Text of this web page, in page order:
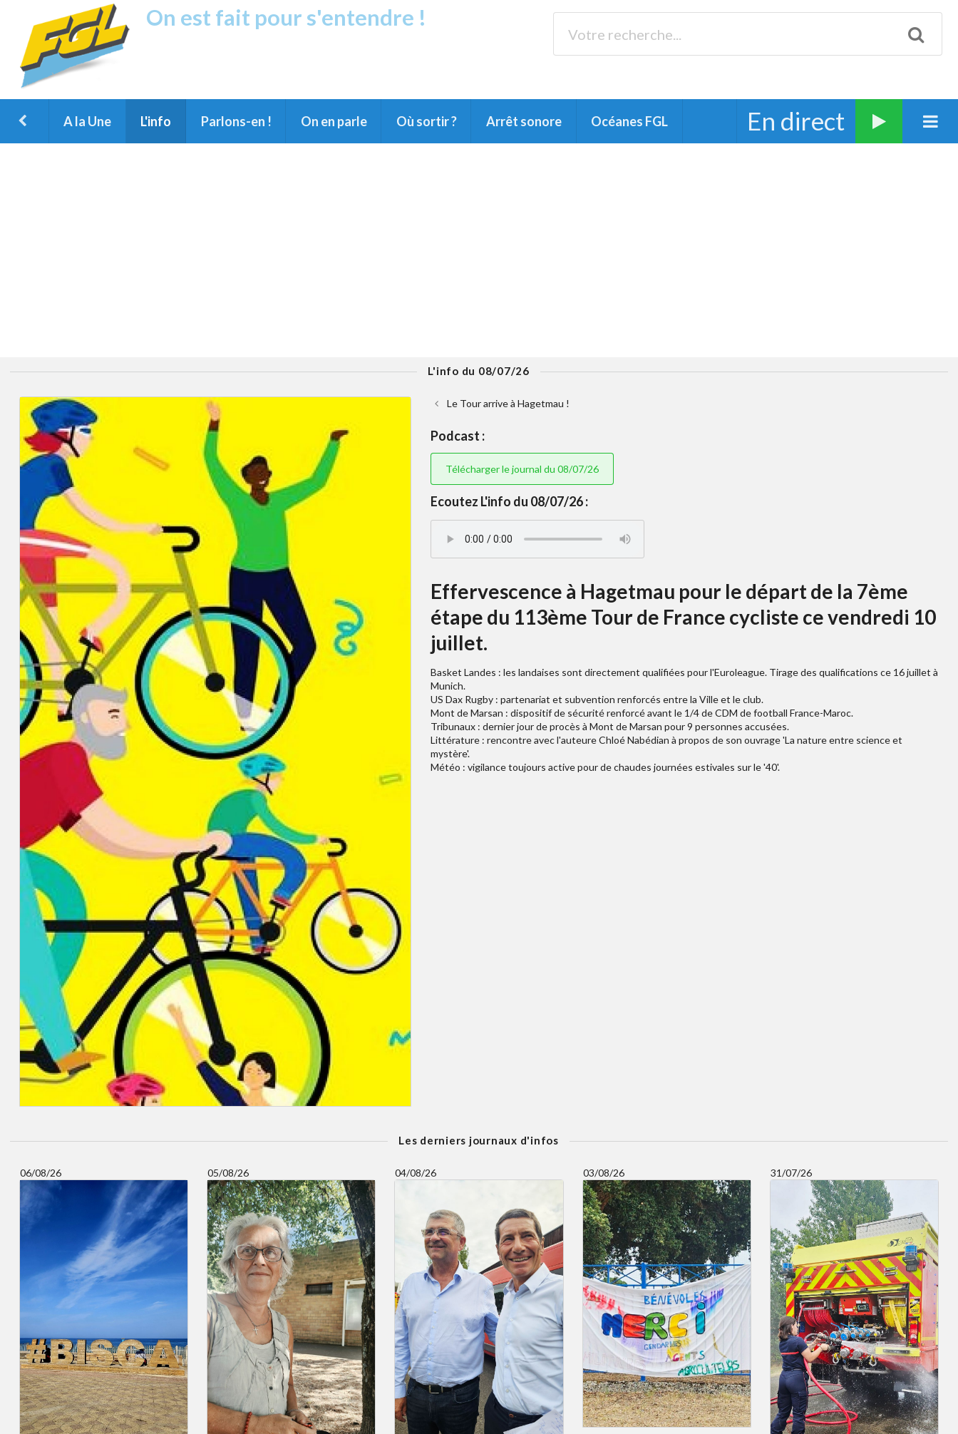
On est fait pour s'entendre !
A la Une L'info Parlons-en ! On en parle Où sortir ? Arrêt sonore Océanes FGL En direct
L'info du 08/07/26
Le Tour arrive à Hagetmau !
Podcast :
Télécharger le journal du 08/07/26
Ecoutez L'info du 08/07/26 :
Effervescence à Hagetmau pour le départ de la 7ème
étape du 113ème Tour de France cycliste ce vendredi 10
juillet.
Basket Landes : les landaises sont directement qualifiées pour l'Euroleague. Tirage des qualifications ce 16 juillet à
Munich.
US Dax Rugby : partenariat et subvention renforcés entre la Ville et le club.
Mont de Marsan : dispositif de sécurité renforcé avant le 1/4 de CDM de football France-Maroc.
Tribunaux : dernier jour de procès à Mont de Marsan pour 9 personnes accusées.
Littérature : rencontre avec l'auteure Chloé Nabédian à propos de son ouvrage 'La nature entre science et
mystère'.
Météo : vigilance toujours active pour de chaudes journées estivales sur le '40'.
Les derniers journaux d'infos
06/08/26 05/08/26 04/08/26 03/08/26 31/07/26